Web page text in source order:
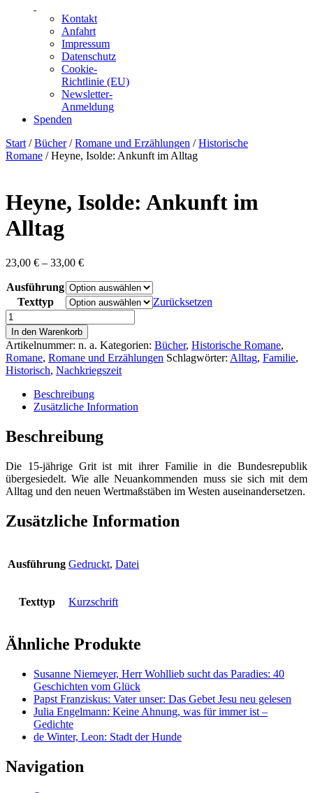
Kontakt
Anfahrt
Impressum
Datenschutz
Cookie-
Richtlinie (EU)
Newsletter-
Anmeldung
Spenden
Skip
to
Start /Bücher/Romane und Erzählungen /Historische
Romane / Heyne, Isolde: Ankunft im Alltag
Heyne, Isolde: Ankunft im
Alltag
23,00 € – 33,00 €Preisspanne:
bis
33,00 €
Ausführung
Texttyp
Zurücksetzen
Heyne,
Isolde:
Ankunft
im
Alltag
Menge
In den Warenkorb
Artikelnummer: n. a. Kategorien: Bücher, Historische Romane,
Romane, Romane und Erzählungen Schlagwörter: Alltag, Familie,
Historisch, Nachkriegszeit
Beschreibung
Zusätzliche Information
Beschreibung
Die 15-jährige Grit ist mit ihrer Familie in die Bundesrepublik
übergesiedelt. Wie alle Neuankommenden muss sie sich mit dem
Alltag und den neuen Wertmaßstäben im Westen auseinandersetzen.
Zusätzliche Information
Ausführung Gedruckt, Datei
Texttyp Kurzschrift
Ähnliche Produkte
Susanne Niemeyer, Herr Wohllieb sucht das Paradies: 40
Geschichten vom Glück
Papst Franziskus: Vater unser: Das Gebet Jesu neu gelesen
Julia Engelmann: Keine Ahnung, was für immer ist –
Gedichte
de Winter, Leon: Stadt der Hunde
Navigation